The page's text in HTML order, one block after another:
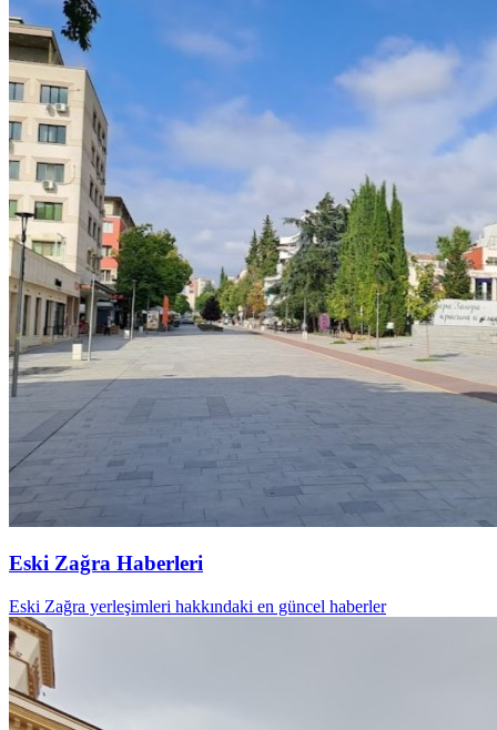
Eski Zağra Haberleri
Eski Zağra yerleşimleri hakkındaki en güncel haberler